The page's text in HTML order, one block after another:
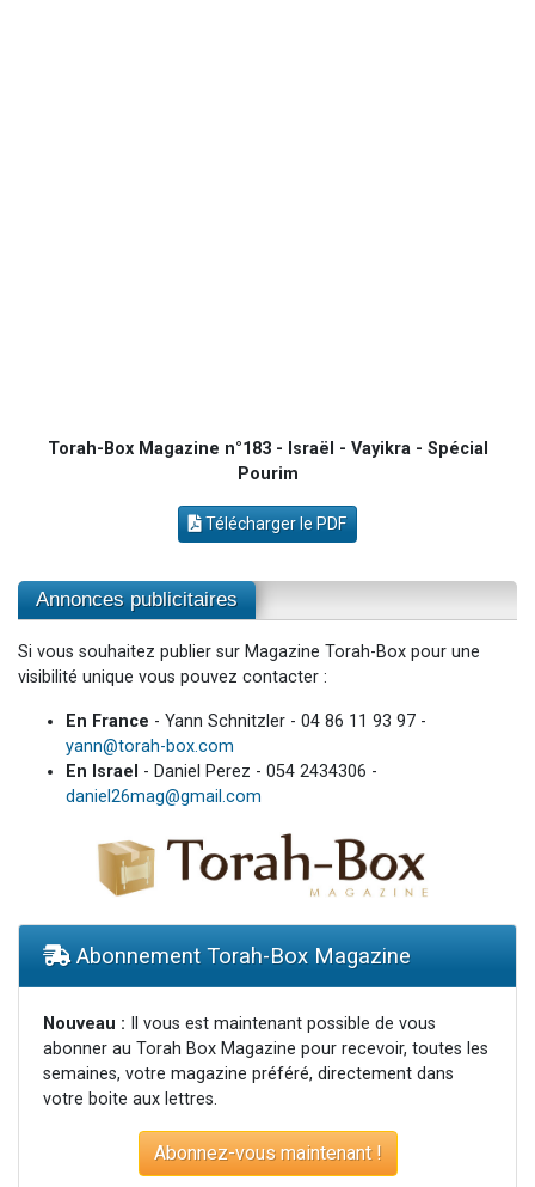
Torah-Box Magazine n°183 - Israël - Vayikra - Spécial
Pourim
Télécharger le PDF
Annonces publicitaires
Si vous souhaitez publier sur Magazine Torah-Box pour une
visibilité unique vous pouvez contacter :
En France - Yann Schnitzler - 04 86 11 93 97 -
yann@torah-box.com
En Israel - Daniel Perez - 054 2434306 -
daniel26mag@gmail.com
Abonnement Torah-Box Magazine
Nouveau : Il vous est maintenant possible de vous
abonner au Torah Box Magazine pour recevoir, toutes les
semaines, votre magazine préféré, directement dans
votre boite aux lettres.
Abonnez-vous maintenant !